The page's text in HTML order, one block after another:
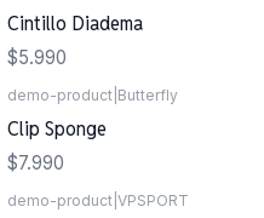
Cintillo Diadema
$5.990
demo-product Butterfly
Clip Sponge
$7.990
demo-product VPSPORT